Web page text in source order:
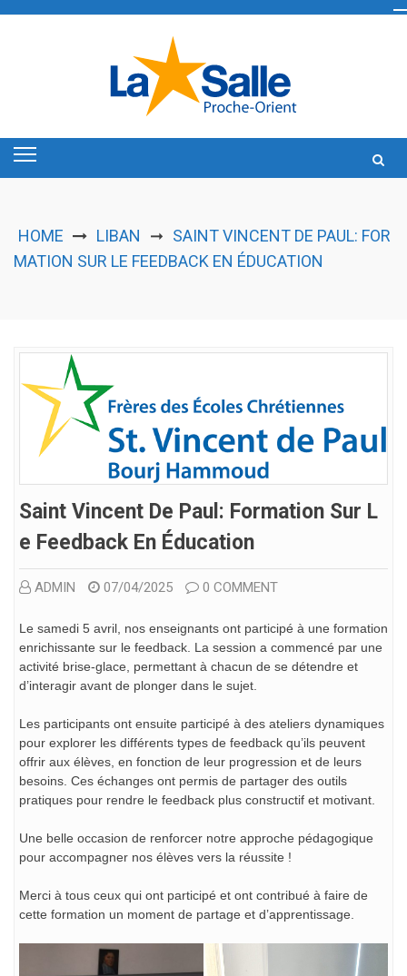
HOME LIBAN ➞ SAINT VINCENT DE PAUL: FOR
MATION SUR LE FEEDBACK EN ÉDUCATION
Saint Vincent De Paul: Formation Sur L
E Feedback En Éducation
ADMIN 07/04/2025 0 COMMENT
Le samedi 5 avril, nos enseignants ont participé à une formation
enrichissante sur le feedback. La session a commencé par une
activité brise-glace, permettant à chacun de se détendre et
d’interagir avant de plonger dans le sujet.
Les participants ont ensuite participé à des ateliers dynamiques
pour explorer les différents types de feedback qu’ils peuvent
offrir aux élèves, en fonction de leur progression et de leurs
besoins. Ces échanges ont permis de partager des outils
pratiques pour rendre le feedback plus constructif et motivant.
Une belle occasion de renforcer notre approche pédagogique
pour accompagner nos élèves vers la réussite !
Merci à tous ceux qui ont participé et ont contribué à faire de
cette formation un moment de partage et d’apprentissage.